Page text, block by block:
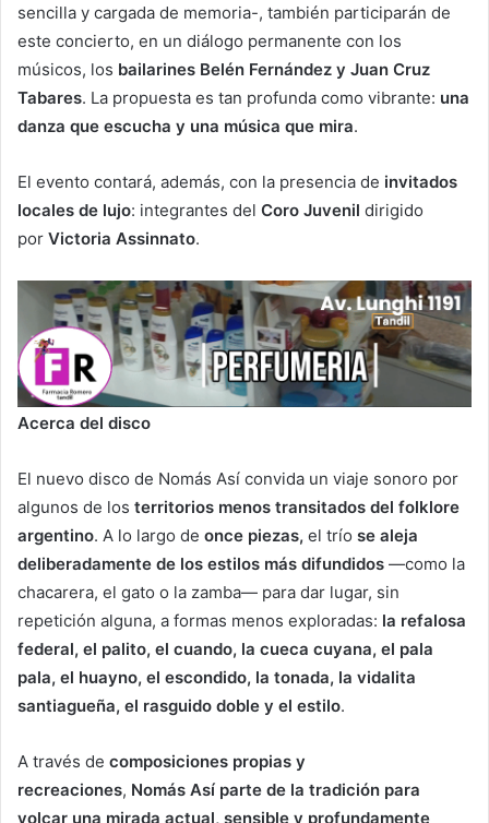
sencilla y cargada de memoria-, también participarán de
este concierto, en un diálogo permanente con los
músicos, los bailarines Belén Fernández y Juan Cruz
Tabares. La propuesta es tan profunda como vibrante: una
danza que escucha y una música que mira.
El evento contará, además, con la presencia de invitados
locales de lujo: integrantes del Coro Juvenil dirigido
por Victoria Assinnato.
Acerca del disco
El nuevo disco de Nomás Así convida un viaje sonoro por
algunos de los territorios menos transitados del folklore
argentino. A lo largo de once piezas, el trío se aleja
deliberadamente de los estilos más difundidos —como la
chacarera, el gato o la zamba— para dar lugar, sin
repetición alguna, a formas menos exploradas: la refalosa
federal, el palito, el cuando, la cueca cuyana, el pala
pala, el huayno, el escondido, la tonada, la vidalita
santiagueña, el rasguido doble y el estilo.
A través de composiciones propias y
recreaciones, Nomás Así parte de la tradición para
volcar una mirada actual, sensible y profundamente